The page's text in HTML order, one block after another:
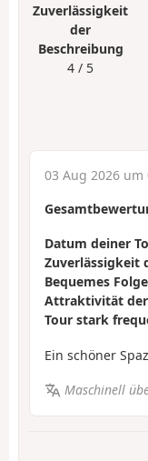
Zuverlässigkeit
der
Beschreibung
4 / 5
03 Aug 2026 um
Datum deiner
Zuverlässigkeit
Bequemes
Attraktivität
Tour stark
Ein schöner
Maschinell